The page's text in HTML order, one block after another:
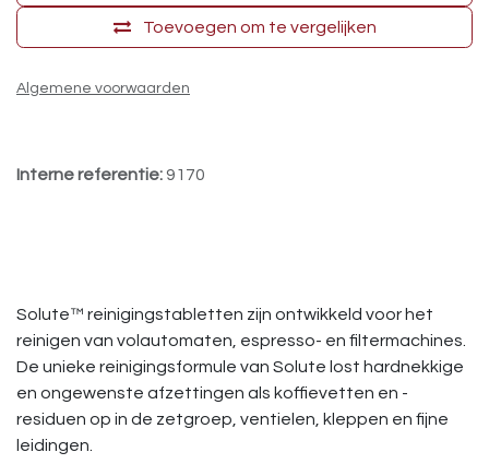
Toevoegen om te vergelijken
Algemene voorwaarden
Interne referentie: 9170
Solute™ reinigingstabletten zijn ontwikkeld voor het
reinigen van volautomaten, espresso- en filtermachines.
De unieke reinigingsformule van Solute lost hardnekkige
en ongewenste afzettingen als koffievetten en -
residuen op in de zetgroep, ventielen, kleppen en fijne
leidingen.